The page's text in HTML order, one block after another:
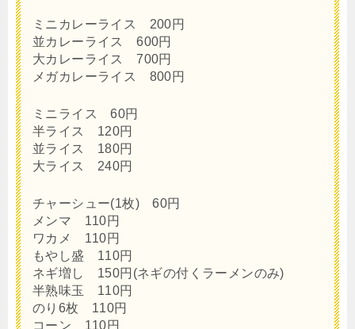
ミニカレーライス 200円
並カレーライス 600円
大カレーライス 700円
メガカレーライス 800円
ミニライス 60円
半ライス 120円
並ライス 180円
大ライス 240円
チャーシュー(1枚) 60円
メンマ 110円
ワカメ 110円
もやし盛 110円
ネギ増し 150円(ネギの付くラーメンのみ)
半熟味玉 110円
のり6枚 110円
コーン 110円